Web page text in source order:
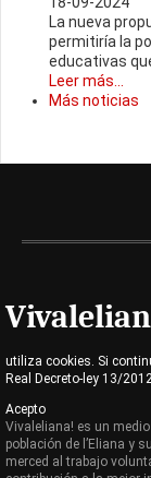
La nueva
permitiría la
educativas
Leer más...
Más noticias
utiliza cookies. Si
Real Decreto-ley 13/
Acepto
Vivaleliana! es un
población de l’Eliana y
merced al trabajo